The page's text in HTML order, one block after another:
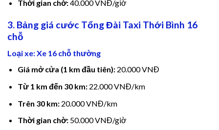
panel
panel
Panel
Thời gian chờ:40.000 VNĐ/giờ
3. Bảng giá cước Tổng Đài Taxi Thới Bình 16
chỗ
Loại xe: Xe 16 chỗ thường
Giá mở cửa (1 km đầu tiên):20.000 VNĐ
Từ 1 km đến 30 km:22.000 VNĐ/km
Trên 30 km:20.000 VNĐ/km
Thời gian chờ:50.000 VNĐ/giờ